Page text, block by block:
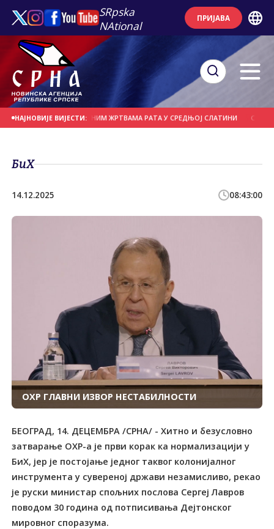
SRpska
NAtional
ПРИЈАВА
НАЈНОВИЈЕ ВИЈЕСТИ:
ВРС И ЦИВИЛНИМ ЖРTВАМА РАTА У СРЕДЊОЈ СЛАTИНИ СИНЕР
БиХ
14.12.2025 08:43:00
ОХР ГЛАВНИ ИЗВОР НЕСТАБИЛНОСТИ
БЕОГРАД, 14. ДЕЦЕМБРА /СРНА/ - Хитно и безусловно
затварање ОХР-а је први корак ка нормализацији у
БиХ, јер је постојање једног таквог колонијалног
инструмента у сувереној држави незамисливо, рекао
је руски министар спољних послова Сергеј Лавров
поводом 30 година од потписивања Дејтонског
мировног споразума.